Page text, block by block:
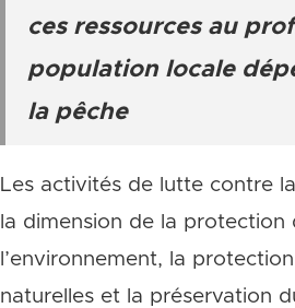
ces ressources au
population locale
la pêche
Les activités de lutte contre
la dimension de la protection
l’environnement, la
naturelles et la préservation